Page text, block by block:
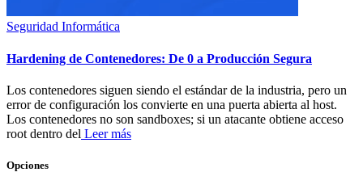
Seguridad Informática
Hardening de Contenedores: De 0 a Producción Segura
Los contenedores siguen siendo el estándar de la industria, pero un
error de configuración los convierte en una puerta abierta al host.
Los contenedores no son sandboxes; si un atacante obtiene acceso
root dentro del Leer más
Opciones